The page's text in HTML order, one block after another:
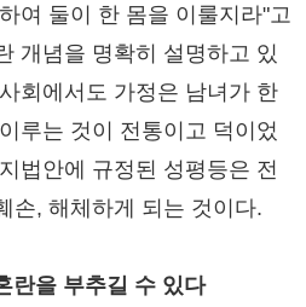
여 둘이 한 몸을 이룰지라"고
개념을 명확히 설명하고 있
회에서도 가정은 남녀가 한
루는 것이 전통이고 덕이었
법안에 규정된 성평등은 전
손, 해체하게 되는 것이다.
란을 부추길 수 있다